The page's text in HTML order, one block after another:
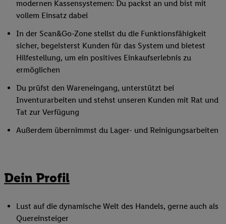
modernen Kassensystemen: Du packst an und bist mit
vollem Einsatz dabei
In der Scan&Go-Zone stellst du die Funktionsfähigkeit
sicher, begeisterst Kunden für das System und bietest
Hilfestellung, um ein positives Einkaufserlebnis zu
ermöglichen
Du prüfst den Wareneingang, unterstützt bei
Inventurarbeiten und stehst unseren Kunden mit Rat und
Tat zur Verfügung
Außerdem übernimmst du Lager- und Reinigungsarbeiten
Dein Profil
Lust auf die dynamische Welt des Handels, gerne auch als
Quereinsteiger